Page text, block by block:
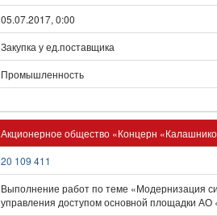
05.07.2017, 0:00
Закупка у ед.поставщика
Промышленность
Акционерное общество «Концерн
20 109 411
Выполнение работ по теме «Модернизация
управления доступом основной площадки